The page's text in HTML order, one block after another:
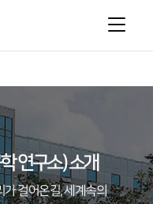
보러가기
연구소) 소개
가 걸어온길, 세계속의